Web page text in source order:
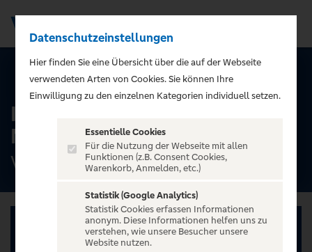
ALLE TERMINE
Ingo Appelt - MÄNNER
NERVEN STARK
Volkshaus, Meiningen
Datenschutzeinstellungen
Hier finden Sie eine Übersicht über die auf der Webseite
verwendeten Arten von Cookies. Sie können Ihre
Einwilligung zu den einzelnen Kategorien individuell setzen.
Essentielle Cookies
Für die Nutzung der Webseite mit allen
Funktionen (z.B. Consent Cookies,
Warenkorb, Anmelden, etc.)
Statistik (Google Analytics)
Statistik Cookies erfassen Informationen
anonym. Diese Informationen helfen uns zu
verstehen, wie unsere Besucher unsere
Website nutzen.